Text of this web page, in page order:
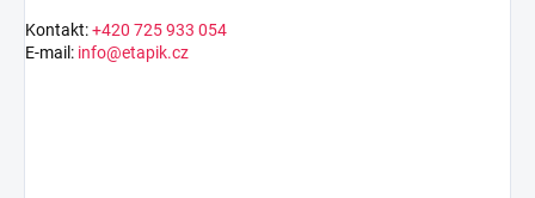
Kontakt:+420 725 933 054
E-mail: info@etapik.cz